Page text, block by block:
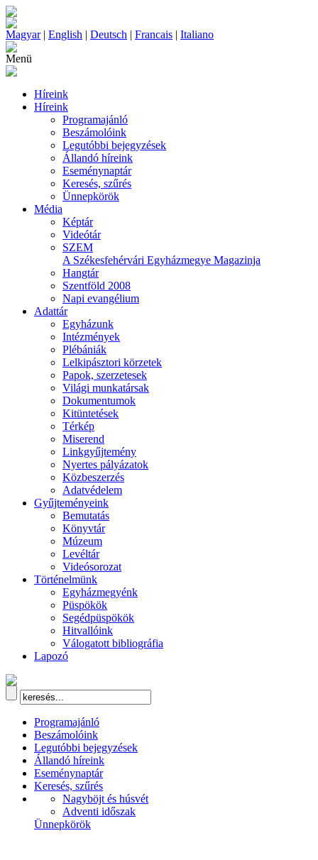
Magyar| English | Deutsch | Francais | Italiano
Menü
Híreink
Híreink
Programajánló
Beszámolóink
Legutóbbi bejegyzések
Állandó híreink
Eseménynaptár
Keresés, szűrés
Ünnepkörök
Média
Képtár
Videótár
SZEM
A Székesfehérvári Egyházmegye Magazinja
Hangtár
Szentföld 2008
Napi evangélium
Adattár
Egyházunk
Intézmények
Plébániák
Lelkipásztori körzetek
Papok, szerzetesek
Világi munkatársak
Dokumentumok
Kitüntetések
Térkép
Miserend
Linkgyűjtemény
Nyertes pályázatok
Közbeszerzés
Adatvédelem
Gyűjteményeink
Bemutatás
Könyvtár
Múzeum
Levéltár
Videósorozat
Történelmünk
Egyházmegyénk
Püspökök
Segédpüspökök
Hitvallóink
Válogatott bibliográfia
Lapozó
Programajánló
Beszámolóink
Legutóbbi bejegyzések
Állandó híreink
Eseménynaptár
Keresés, szűrés
Nagyböjt és húsvét
Adventi időszak
Ünnepkörök